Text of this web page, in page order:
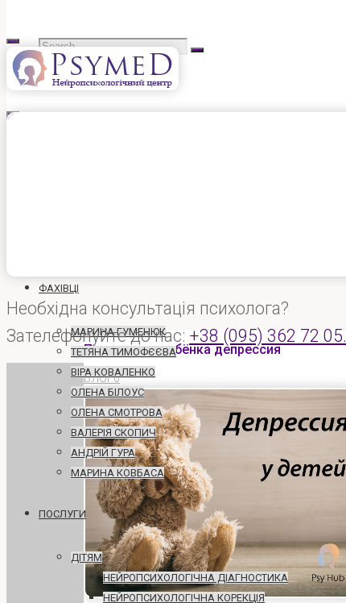
Search
for:
psymed
ФАХІВЦІ
МАРИНА ГУМЕНЮК
ТЕТЯНА ТИМОФЄЄВА
ВІРА КОВАЛЕНКО
ОЛЕНА БІЛОУС
ОЛЕНА СМОТРОВА
ВАЛЕРІЯ СКОПИЧ
АНДРІЙ ГУРА
МАРИНА КОВБАСА
ПОСЛУГИ
ДІТЯМ
НЕЙРОПСИХОЛОГІЧНА ДІАГНОСТИКА
НЕЙРОПСИХОЛОГІЧНА КОРЕКЦІЯ
Необхідна консультація психолога?
Зателефонуйте до нас: +38 (095) 362 72 05.
Позначка:у ребёнка депрессия
БЛОГ0